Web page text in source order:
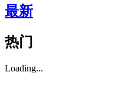
最新
热门
Loading...